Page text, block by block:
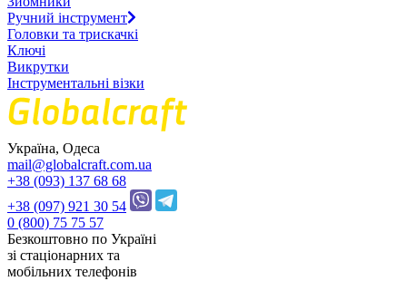
Ручний інструмент
Головки та трискачкі
Ключі
Викрутки
Інструментальні візки
Україна, Одеса
mail@globalcraft.com.ua
+38 (093) 137 68 68
+38 (097) 921 30 54
0 (800) 75 75 57
Безкоштовно по Україні
зі стацiонарних та
мобільних телефонів